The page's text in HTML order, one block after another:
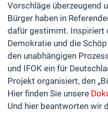
Vorschläge überzeugend
Bürger haben in
dafür gestimmt. Inspiriert
Demokratie und die
den unabhängigen
und IFOK ein für
Projekt organisiert, den
Hier finden Sie unsere
Und hier beantworten wir